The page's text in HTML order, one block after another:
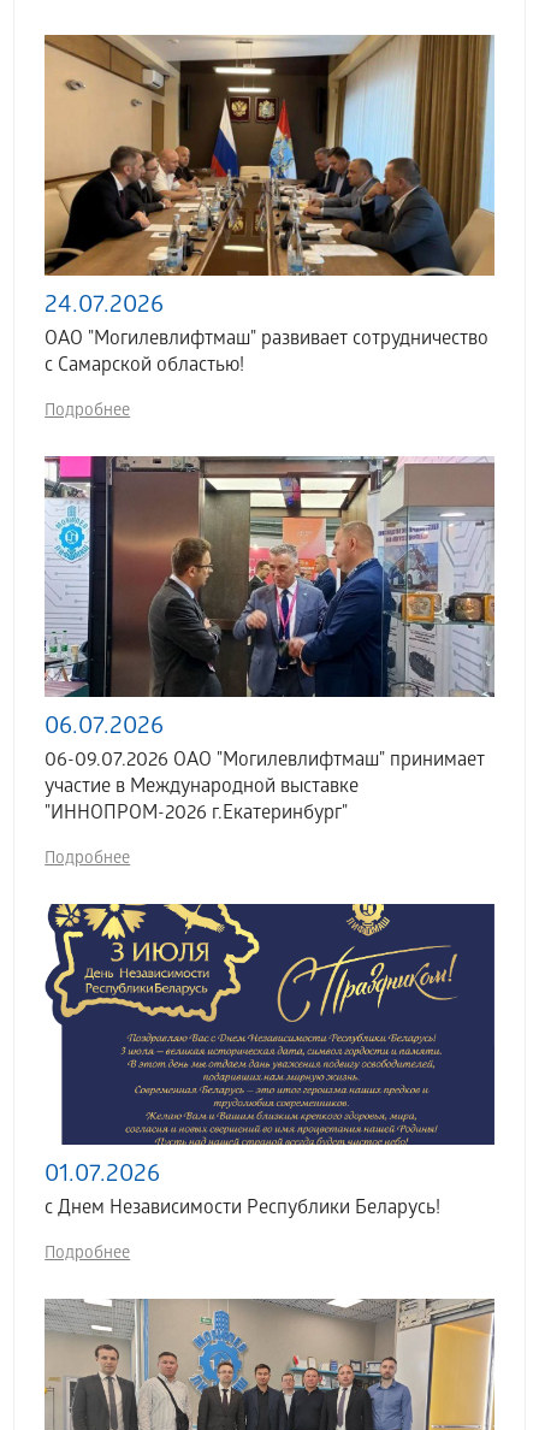
24.07.2026
ОАО "Могилевлифтмаш" развивает сотрудничество
с Самарской областью!
Подробнее
06.07.2026
06-09.07.2026 ОАО "Могилевлифтмаш" принимает
участие в Международной выставке
"ИННОПРОМ-2026 г.Екатеринбург"
Подробнее
01.07.2026
с Днем Независимости Республики Беларусь!
Подробнее